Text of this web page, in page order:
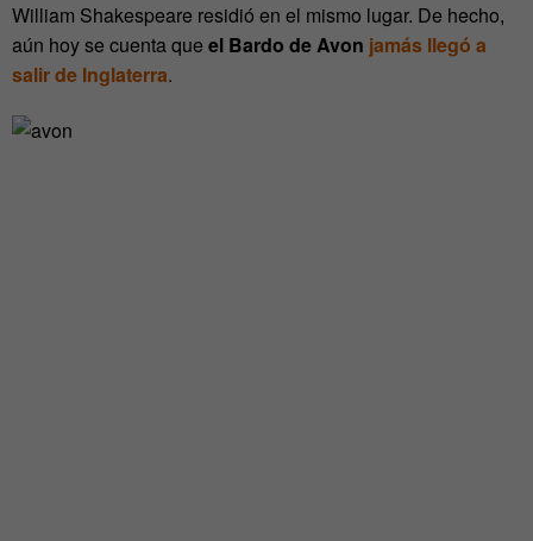
William Shakespeare residió en el mismo lugar. De hecho,
aún hoy se cuenta que el Bardo de Avon jamás llegó a
salir de Inglaterra.